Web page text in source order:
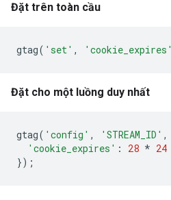
Đặt trên toàn cầu
gtag( 'set' , 'cookie_expires'
Đặt cho một luồng duy nhất
gtag( 'config' , 'STREAM_ID' ,
'cookie_expires' : 28 * 24
});